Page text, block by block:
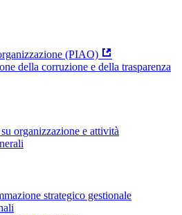
(PIAO)
della corruzione e della trasparenza
organizzazione e attività
strategico gestionale